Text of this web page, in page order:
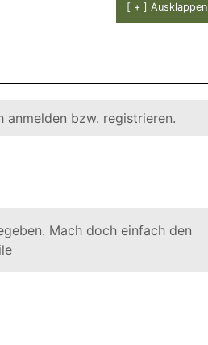
[ + ] Ausklappen
anmelden bzw. registrieren.
Mach doch einfach den